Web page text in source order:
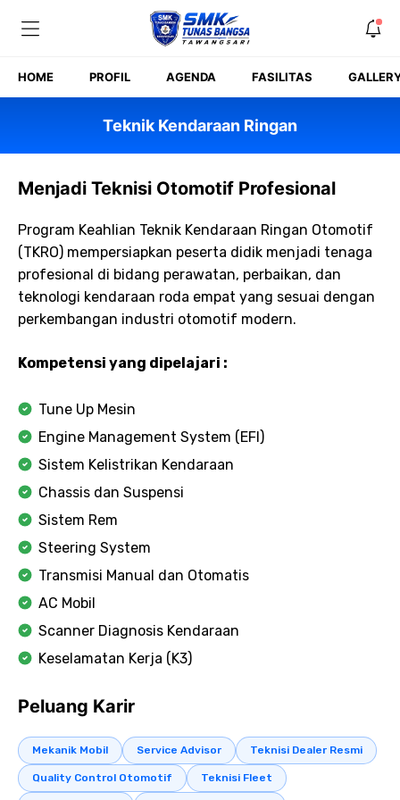
HOME PROFIL AGENDA FASILITAS
Teknik Kendaraan Ringan
Menjadi Teknisi Otomotif Profesional
Program Keahlian Teknik Kendaraan Ringan Otomotif
(TKRO) mempersiapkan peserta didik menjadi tenaga
profesional di bidang perawatan, perbaikan, dan
teknologi kendaraan roda empat yang sesuai dengan
perkembangan industri otomotif modern.
Kompetensi yang dipelajari :
Tune Up Mesin
Engine Management System (EFI)
Sistem Kelistrikan Kendaraan
Chassis dan Suspensi
Sistem Rem
Steering System
Transmisi Manual dan Otomatis
AC Mobil
Scanner Diagnosis Kendaraan
Keselamatan Kerja (K3)
Peluang Karir
Mekanik Mobil Service Advisor Teknisi Dealer Resmi
Quality Control Otomotif Teknisi Fleet